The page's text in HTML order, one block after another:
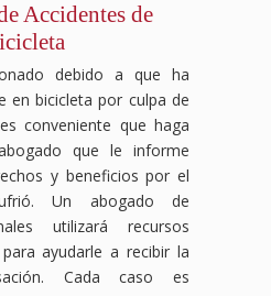
la
compensación
de
tus
intereses.
Contáctanos
hoy
para
una
consulta
gratuita
y
deja
que
necesario
recuperación.
las
asegurándonos
que
obtengas
el
máximo
beneficio
posible.
Contáctanos
hoy
para
Accidentes de
debido a que ha
en bicicleta por culpa de
conveniente que haga
que le informe
y beneficios por el
Un abogado de
utilizará recursos
ayudarle a recibir la
Cada caso es